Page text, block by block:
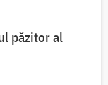
păzitor al